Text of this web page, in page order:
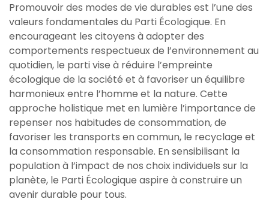
Promouvoir des modes de vie durables est l’une des
valeurs fondamentales du Parti Écologique. En
encourageant les citoyens à adopter des
comportements respectueux de l’environnement au
quotidien, le parti vise à réduire l’empreinte
écologique de la société et à favoriser un équilibre
harmonieux entre l’homme et la nature. Cette
approche holistique met en lumière l’importance de
repenser nos habitudes de consommation, de
favoriser les transports en commun, le recyclage et
la consommation responsable. En sensibilisant la
population à l’impact de nos choix individuels sur la
planète, le Parti Écologique aspire à construire un
avenir durable pour tous.